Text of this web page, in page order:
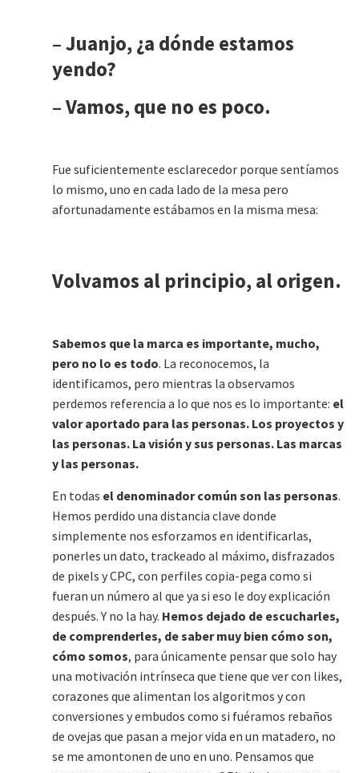
– Juanjo, ¿a dónde estamos
yendo?
– Vamos, que no es poco.
Fue suficientemente esclarecedor porque sentíamos
lo mismo, uno en cada lado de la mesa pero
afortunadamente estábamos en la misma mesa:
Volvamos al principio, al origen.
Sabemos que la marca es importante, mucho,
pero no lo es todo. La reconocemos, la
identificamos, pero mientras la observamos
perdemos referencia a lo que nos es lo importante: el
valor aportado para las personas. Los proyectos y
las personas. La visión y sus personas. Las marcas
y las personas.
En todas el denominador común son las personas.
Hemos perdido una distancia clave donde
simplemente nos esforzamos en identificarlas,
ponerles un dato, trackeado al máximo, disfrazados
de pixels y CPC, con perfiles copia-pega como si
fueran un número al que ya si eso le doy explicación
después. Y no la hay. Hemos dejado de escucharles,
de comprenderles, de saber muy bien cómo son,
cómo somos, para únicamente pensar que solo hay
una motivación intrínseca que tiene que ver con likes,
corazones que alimentan los algoritmos y con
conversiones y embudos como si fuéramos rebaños
de ovejas que pasan a mejor vida en un matadero, no
se me amontonen de uno en uno. Pensamos que